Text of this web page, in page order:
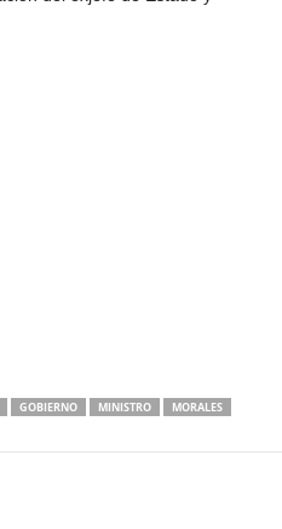
GOBIERNO MINISTRO
MORALES